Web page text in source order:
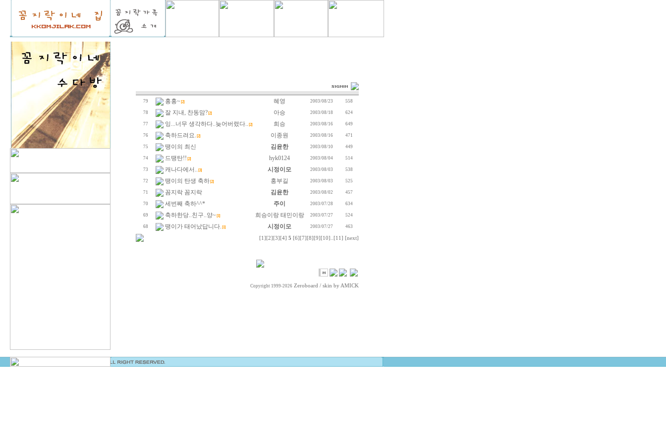
79 홍홍~ [2] 혜영 2003/08/23 558
78 잘 지내, 찬동맘? [2] 아승 2003/08/18 624
77 잉...너무 생각하다..늦어버렸다.. [2] 희승 2003/08/16 649
76 축하드려요. [2] 이종원 2003/08/16 471
75 땡이의 최신 김윤한 2003/08/10 449
74 드땡탄!! [2] hyk0124 2003/08/04 514
73 캐나다에서.. [3] 시정이모 2003/08/03 538
72 땡이의 탄생 축하 [2] 홍부길 2003/08/03 525
71 꼼지락 꼼지락 김윤한 2003/08/02 457
70 세번째 축하^^* 주이 2003/07/28 634
69 축하한당..친구..양~ [1] 희승이랑 태민이랑 2003/07/27 524
68 땡이가 태어났답니다. [1] 시정이모 2003/07/27 463
[1] [2] [3] [4] 5 [6] [7] [8] [9] [10] [11] [next]
Copyright 1999-2026 Zeroboard / skin by AMICK